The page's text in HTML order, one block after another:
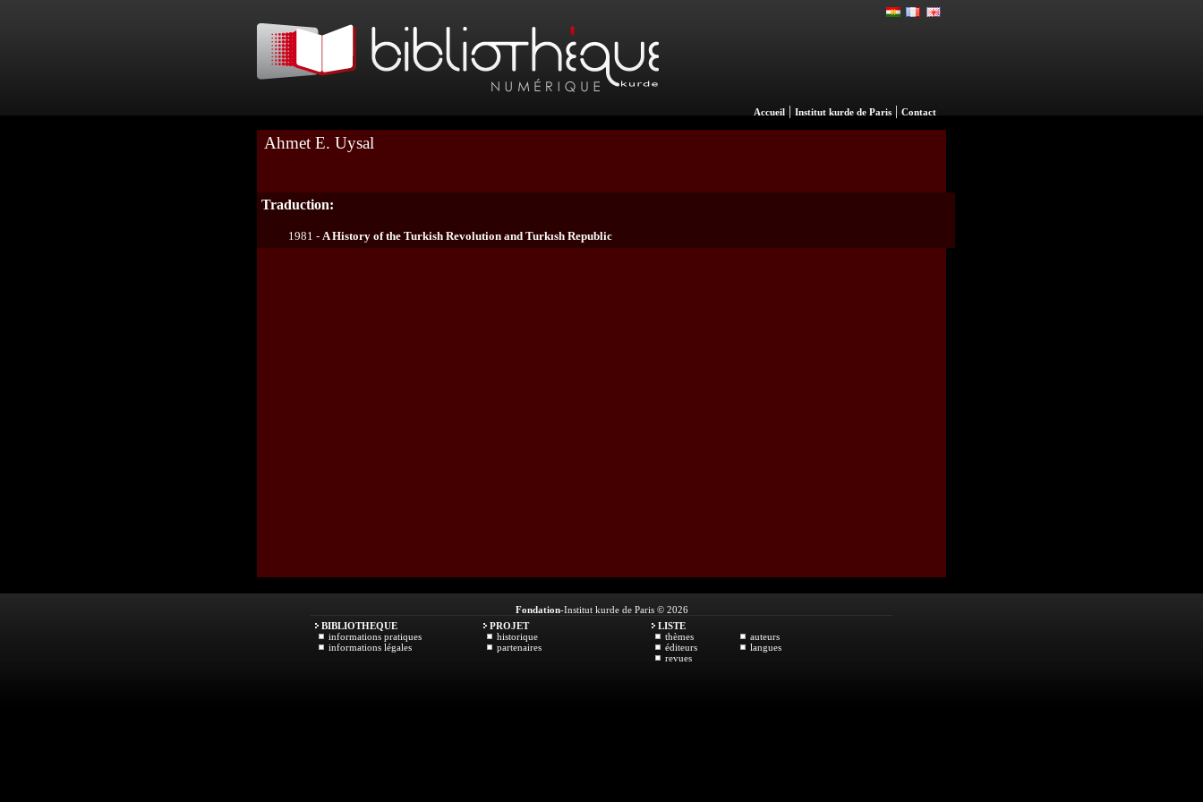
Accueil | Institut kurde de Paris | Contact
Ahmet E. Uysal
Traduction:
1981 - A History of the Turkish Revolution and Turkısh Republic
Fondation-Institut kurde de Paris © 2026
BIBLIOTHEQUE
informations pratiques
informations légales
PROJET
historique
partenaires
LISTE
thèmes
auteurs
éditeurs
langues
revues